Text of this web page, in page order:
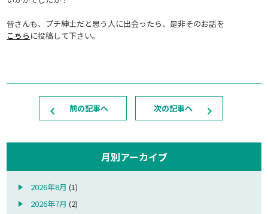
皆さんも、プチ紳士だと思う人に出会ったら、是非そのお話を
こちら に投稿して下さい。
前の記事へ 次の記事へ
月別アーカイブ
2026年8月 (1)
2026年7月 (2)